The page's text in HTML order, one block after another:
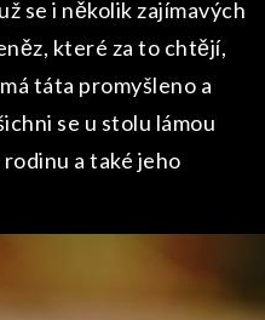
se i několik zajímavých
které za to chtějí,
táta promyšleno a
se u stolu lámou
a také jeho